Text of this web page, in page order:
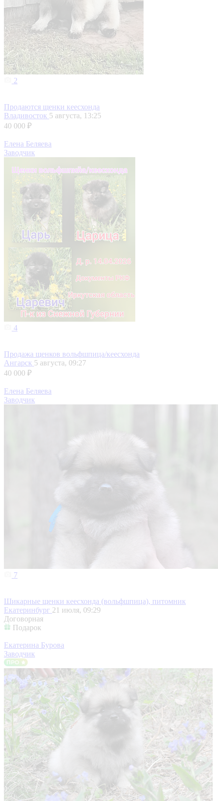
2
Продаются щенки кеесхонда
Владивосток 5 августа, 13:25
40 000 ₽
Елена Беляева
Заводчик
4
Продажа щенков вольфшпица/кеесхонда
Ангарск 5 августа, 09:27
40 000 ₽
Елена Беляева
Заводчик
7
Шикарные щенки кеесхонда (вольфшпица), питомник
Екатеринбург 21 июля, 09:29
Договорная
Подарок
Екатерина Бурова
Заводчик